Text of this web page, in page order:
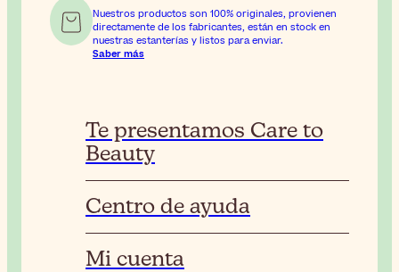
Nuestros productos son 100% originales, provienen
directamente de los fabricantes, están en stock en
nuestras estanterías y listos para enviar.
Saber más
Te presentamos Care to
Beauty
Centro de ayuda
Mi cuenta